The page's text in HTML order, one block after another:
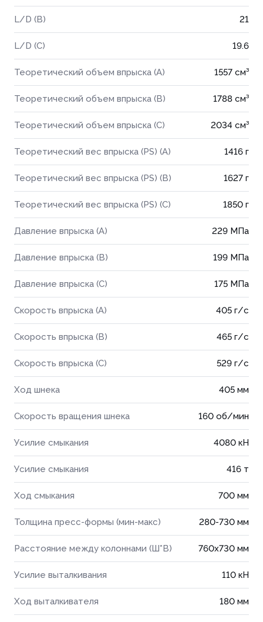
L/D (B) 21
L/D (C) 19.6
Теоретический объем впрыска (A) 1557 см³
Теоретический объем впрыска (B) 1788 см³
Теоретический объем впрыска (C) 2034 см³
Теоретический вес впрыска (PS) (A) 1416 г
Теоретический вес впрыска (PS) (B) 1627 г
Теоретический вес впрыска (PS) (C) 1850 г
Давление впрыска (A) 229 МПа
Давление впрыска (B) 199 МПа
Давление впрыска (C) 175 МПа
Скорость впрыска (A) 405 г/с
Скорость впрыска (B) 465 г/с
Скорость впрыска (C) 529 г/с
Ход шнека 405 мм
Скорость вращения шнека 160 об/мин
Усилие смыкания 4080 кН
Усилие смыкания 416 т
Ход смыкания 700 мм
Толщина пресс-формы (мин-макс) 280-730 мм
Расстояние между колоннами (Ш*В) 760x730 мм
Усилие выталкивания 110 кН
Ход выталкивателя 180 мм